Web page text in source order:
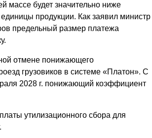
массе будет значительно ниже
продукции. Как заявил министр
предельный размер платежа
отмене понижающего
грузовиков в системе «Платон». С
2028 г. понижающий коэффициент
утилизационного сбора для